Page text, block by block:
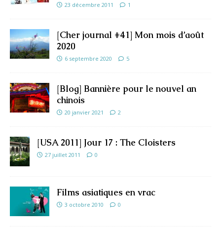
23 décembre 2011 1
[Cher journal #41] Mon mois d’août
2020
6 septembre 2020 5
[Blog] Bannière pour le nouvel an
chinois
20 janvier 2021 2
[USA 2011] Jour 17 : The Cloisters
27 juillet 2011 0
Films asiatiques en vrac
3 octobre 2010 0